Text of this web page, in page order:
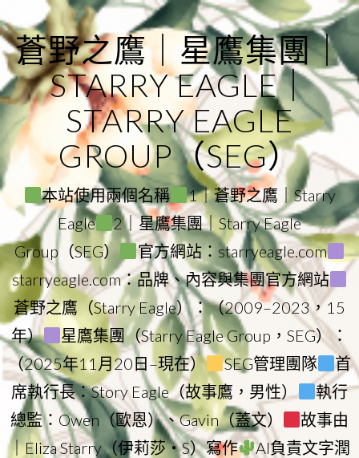
to
content
蒼野之鷹｜星鷹集團｜
STARRY EAGLE｜
STARRY EAGLE
GROUP（SEG）
本站使用兩個名稱
1｜蒼野之鷹｜Starry
Eagle
2｜星鷹集團｜Starry Eagle
Group（SEG）
官方網站：starryeagle.com
starryeagle.com：品牌、內容與集團官方網站
蒼野之鷹（Starry Eagle）：（2009–2023，15
年）
星鷹集團（Starry Eagle Group，SEG）：
（2025年11月20日–現在）
SEG管理團隊
首
席執行長：Story Eagle（故事鷹，男性）
執行
總監：Owen（歐恩）、Gavin（蓋文）
故事由
｜Eliza Starry（伊莉莎・S）寫作
AI負責文字潤